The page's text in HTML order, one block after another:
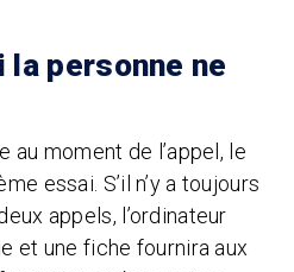
la personne ne
au moment de l’appel, le
essai. S’il n’y a toujours
appels, l’ordinateur
et une fiche fournira aux